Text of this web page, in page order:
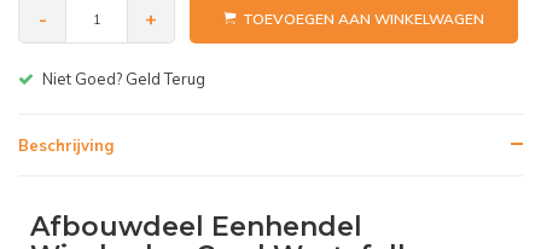
- + TOEVOEGEN AAN WINKELWAGEN
Gratis bezorgen v.a. € 150,-(NL)
Beschrijving
Afbouwdeel Eenhendel